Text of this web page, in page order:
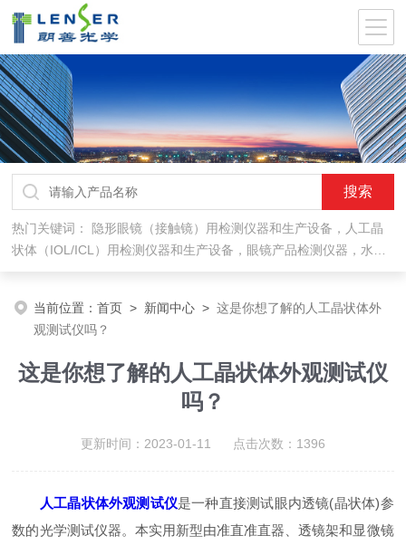
热门关键词： 隐形眼镜（接触镜）用检测仪器和生产设备，人工晶
状体（IOL/ICL）用检测仪器和生产设备，眼镜产品检测仪器，水气
当前位置：首页 > 新闻中心 >这是你想了解的人工晶状体外
观测试仪吗？
这是你想了解的人工晶状体外观测试仪
吗？
更新时间：2023-01-11 点击次数：1396
人工晶状体外观测试仪是一种直接测试眼内透镜(晶状体)参
数的光学测试仪器。本实用新型由准直准直器、透镜架和显微镜